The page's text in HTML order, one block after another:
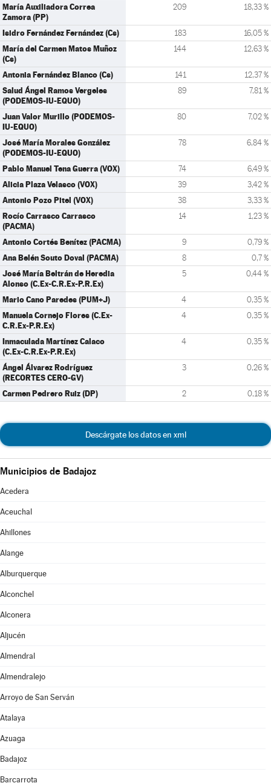
María Auxiliadora Correa
Zamora (PP)
209 18,33 %
Isidro Fernández Fernández (Cs) 183 16,05 %
María del Carmen Matos Muñoz
(Cs)
144 12,63 %
Antonia Fernández Blanco (Cs) 141 12,37 %
Salud Ángel Ramos Vergeles
(PODEMOS-IU-EQUO)
89 7,81 %
Juan Valor Murillo (PODEMOS-
IU-EQUO)
80 7,02 %
José María Morales González
(PODEMOS-IU-EQUO)
78 6,84 %
Pablo Manuel Tena Guerra (VOX) 74 6,49 %
Alicia Plaza Velasco (VOX) 39 3,42 %
Antonio Pozo Pitel (VOX) 38 3,33 %
Rocío Carrasco Carrasco
(PACMA)
14 1,23 %
Antonio Cortés Benítez (PACMA) 9 0,79 %
Ana Belén Souto Doval (PACMA) 8 0,7 %
José María Beltrán de Heredia
Alonso (C.Ex-C.R.Ex-P.R.Ex)
5 0,44 %
Mario Cano Paredes (PUM+J) 4 0,35 %
Manuela Cornejo Flores (C.Ex-
C.R.Ex-P.R.Ex)
4 0,35 %
Inmaculada Martínez Calaco
(C.Ex-C.R.Ex-P.R.Ex)
4 0,35 %
Ángel Álvarez Rodríguez
(RECORTES CERO-GV)
3 0,26 %
Carmen Pedrero Ruiz (DP) 2 0,18 %
Descárgate los datos en xml
Municipios de Badajoz
Acedera
Aceuchal
Ahillones
Alange
Alburquerque
Alconchel
Alconera
Aljucén
Almendral
Almendralejo
Arroyo de San Serván
Atalaya
Azuaga
Badajoz
Barcarrota